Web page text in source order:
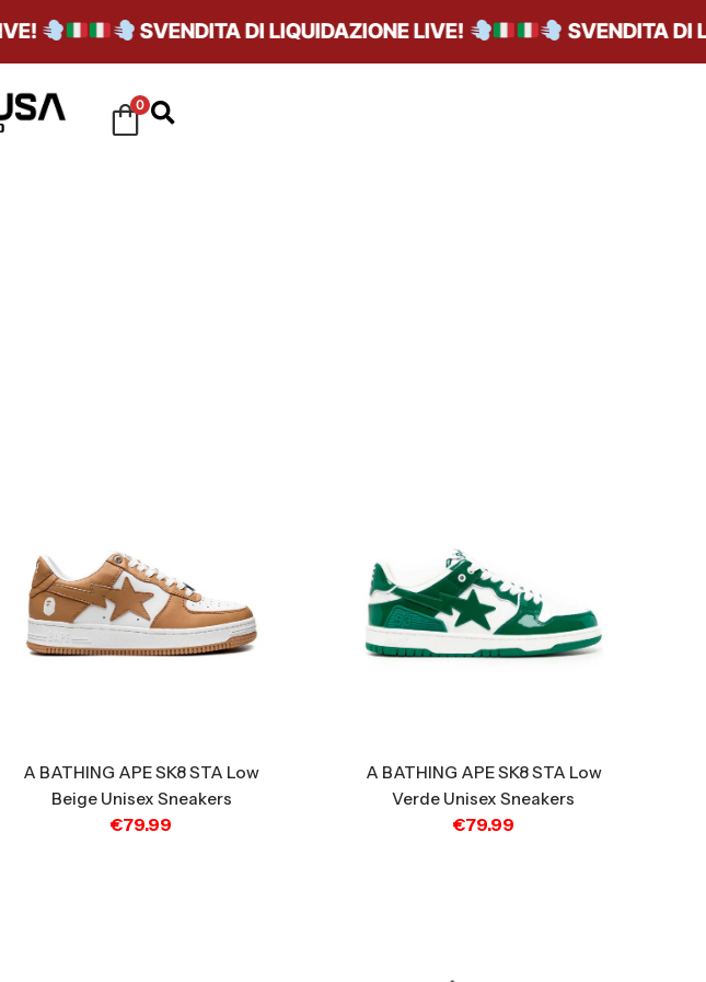
SVENDITA DI LIQUIDAZIONE LIVE! SVENDITA DI
0
A BATHING APE SK8 STA Low
Beige Unisex Sneakers
€79.99
A BATHING APE SK8 STA Low
Verde Unisex Sneakers
€79.99